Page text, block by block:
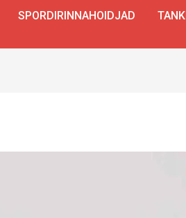
SPORDIRINNAHOIDJAD